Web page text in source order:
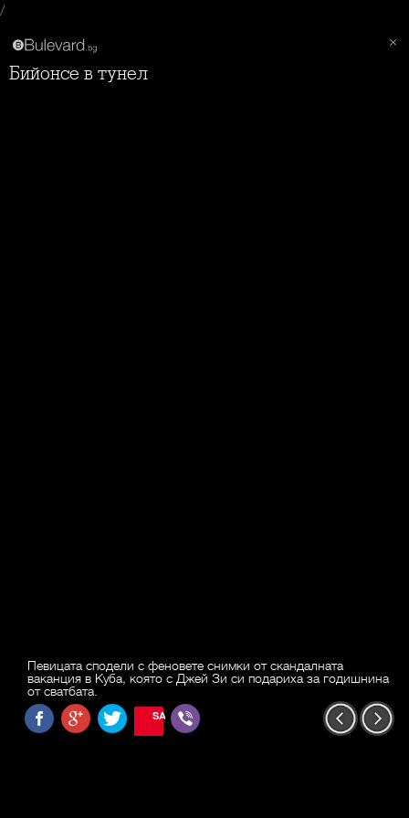
/
Бийонсе в тунел
Певицата сподели с феновете снимки от скандалната
ваканция в Куба, която с Джей Зи си подариха за годишнина
от сватбата.
SAVE